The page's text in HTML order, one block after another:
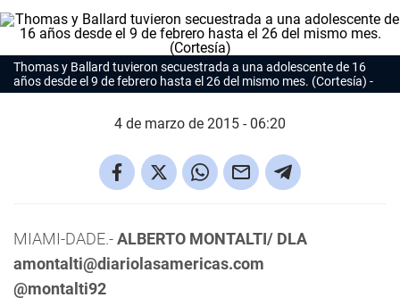
Thomas y Ballard tuvieron secuestrada a una adolescente de 16
años desde el 9 de febrero hasta el 26 del mismo mes. (Cortesía)
4 de marzo de 2015 - 06:20
MIAMI-DADE.-ALBERTO MONTALTI/ DLA
amontalti@diariolasamericas.com
@montalti92